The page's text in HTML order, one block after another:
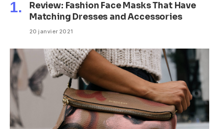
Review: Fashion Face Masks That Have
Matching Dresses and Accessories
20 janvier 2021